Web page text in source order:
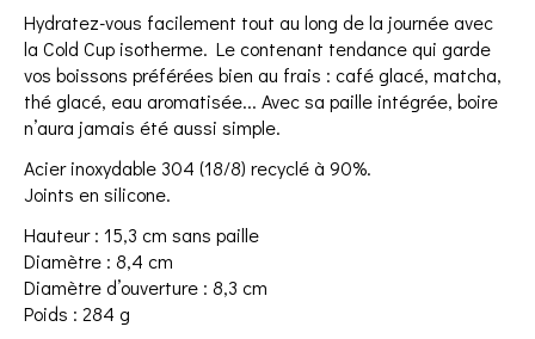
Hydratez-vous facilement tout au long de la journée avec
la Cold Cup isotherme. Le contenant tendance qui garde
vos boissons préférées bien au frais : café glacé, matcha,
thé glacé, eau aromatisée... Avec sa paille intégrée, boire
n’aura jamais été aussi simple.
Acier inoxydable 304 (18/8) recyclé à 90%.
Joints en silicone.
Hauteur : 15,3 cm sans paille
Diamètre : 8,4 cm
Diamètre d’ouverture : 8,3 cm
Poids : 284 g